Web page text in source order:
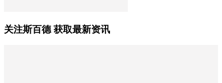
关注斯百德 获取最新资讯